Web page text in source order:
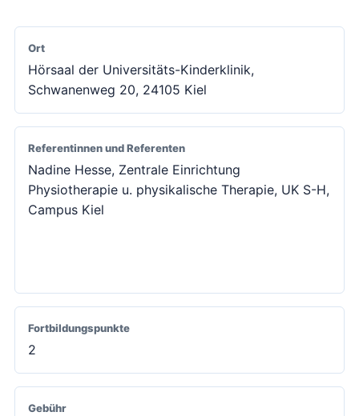
Ort
Hörsaal der Universitäts-Kinderklinik,
Schwanenweg 20, 24105 Kiel
Referentinnen und Referenten
Nadine Hesse, Zentrale Einrichtung
Physiotherapie u. physikalische Therapie, UK S-H,
Campus Kiel
Fortbildungspunkte
2
Gebühr